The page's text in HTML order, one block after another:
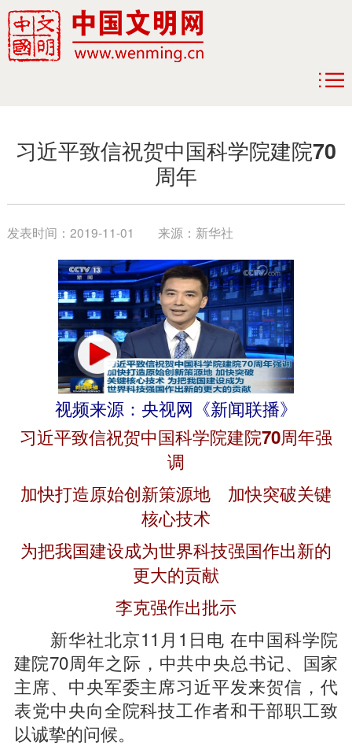
习近平致信祝贺中国科学院建院70
周年
发表时间： 2019-11-01 来源： 新华社
视频来源：央视网《新闻联播》
习近平致信祝贺中国科学院建院70周年强
调
加快打造原始创新策源地 加快突破关键
核心技术
为把我国建设成为世界科技强国作出新的
更大的贡献
李克强作出批示
新华社北京11月1日电 在中国科学院
建院70周年之际，中共中央总书记、国家
主席、中央军委主席习近平发来贺信，代
表党中央向全院科技工作者和干部职工致
以诚挚的问候。